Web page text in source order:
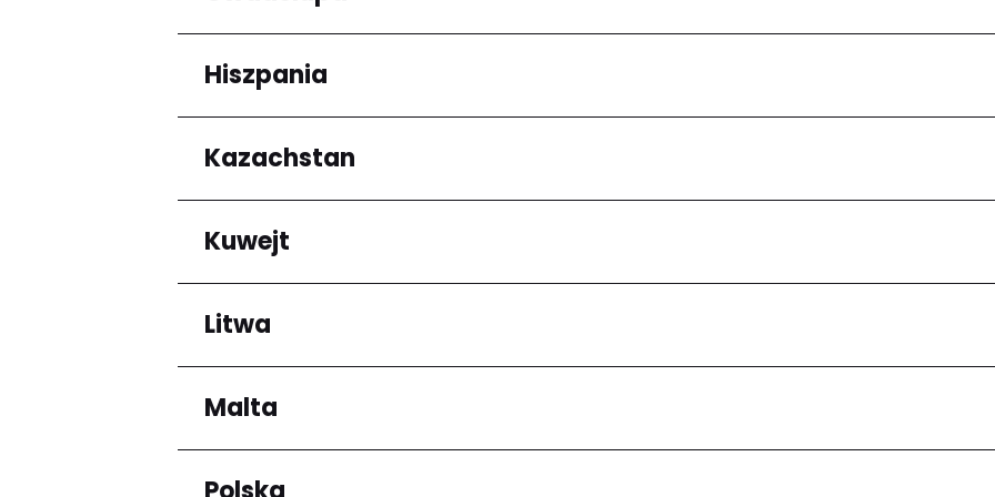
Arrondissement de Cayenne
Regiony
Grande-Terre
Hiszpania
Regiony
Andalucía
Kazachstan
Regiony
Almaty Region
Kuwejt
Regiony
Mubarak al-Kabir
Litwa
Regiony
Okręg kłajpedzki
Okręg mariampolski
Panevėžio apskritis
Malta
Regiony